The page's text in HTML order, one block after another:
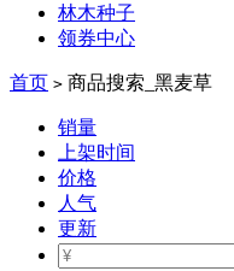
林木种子
领券中心
首页 > 商品搜索_黑麦草
销量
上架时间
价格
人气
更新